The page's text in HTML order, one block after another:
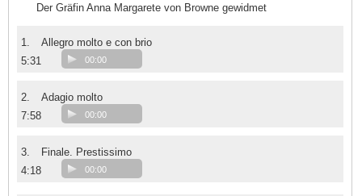
Der Gräfin Anna Margarete von Browne gewidmet
1.
Allegro molto e con brio
5:31
00:00
2.
Adagio molto
7:58
00:00
3.
Finale. Prestissimo
4:18
00:00